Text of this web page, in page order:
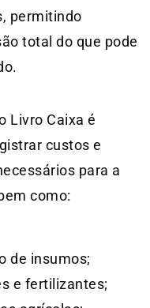
permitindo
total do que pode
Livro Caixa é
custos e
para a
como:
de insumos;
e fertilizantes;